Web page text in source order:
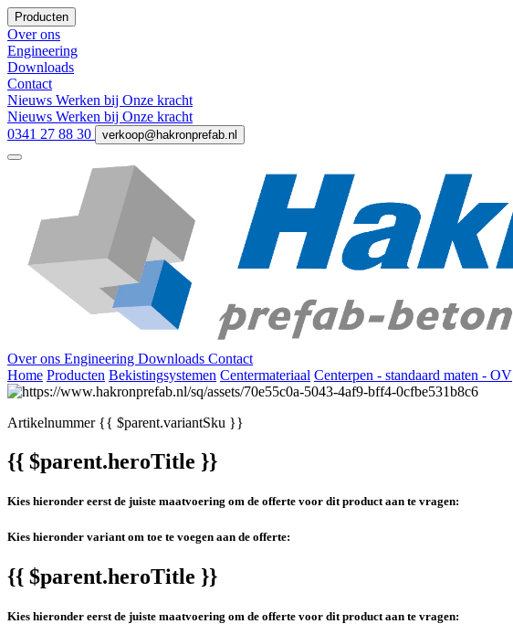
Producten
Over ons
Engineering
Downloads
Contact
Nieuws Werken bij Onze kracht
Nieuws Werken bij Onze kracht
0341 27 88 30
verkoop@hakronprefab.nl
Over ons Engineering Downloads Contact
Home Producten Bekistingsystemen Centermateriaal Centerpen - standaard maten - OV
Artikelnummer{{ $parent.variantSku }}
{{ $parent.heroTitle }}
Kies hieronder eerst de juiste maatvoering om de offerte voor dit product aan te vragen:
Kies hieronder variant om toe te voegen aan de offerte:
{{ $parent.heroTitle }}
Kies hieronder eerst de juiste maatvoering om de offerte voor dit product aan te vragen: